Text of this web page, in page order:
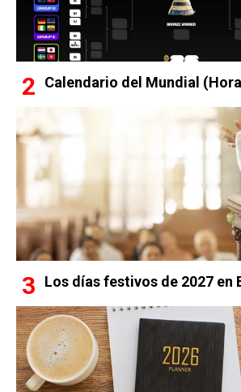
Calendario del Mundial
Los días festivos de 2027 en